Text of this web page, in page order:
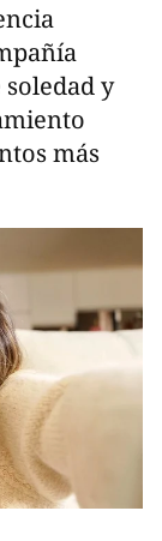
y
más